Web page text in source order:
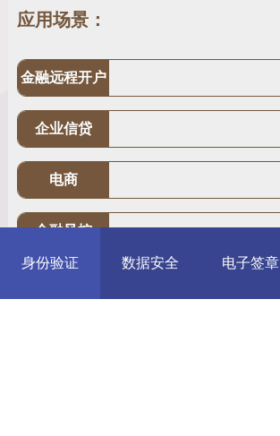
应用场景：
金融远程开户
企业信贷
电商
金融风控
身份验证 数据安全 电子签章